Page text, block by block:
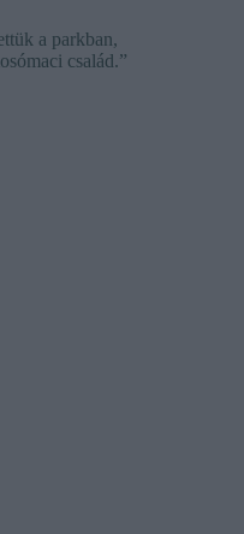
a parkban,
család.”